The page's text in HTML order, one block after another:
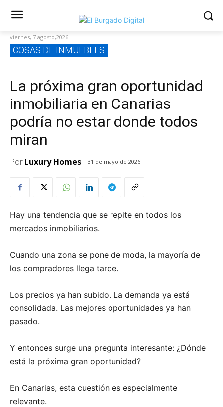
viernes, 7 agosto,2026
COSAS DE INMUEBLES
La próxima gran oportunidad
inmobiliaria en Canarias
podría no estar donde todos
miran
PorLuxury Homes 31 de mayo de 2026
Hay una tendencia que se repite en todos los
mercados inmobiliarios.
Cuando una zona se pone de moda, la mayoría de
los compradores llega tarde.
Los precios ya han subido. La demanda ya está
consolidada. Las mejores oportunidades ya han
pasado.
Y entonces surge una pregunta interesante: ¿Dónde
está la próxima gran oportunidad?
En Canarias, esta cuestión es especialmente
relevante.